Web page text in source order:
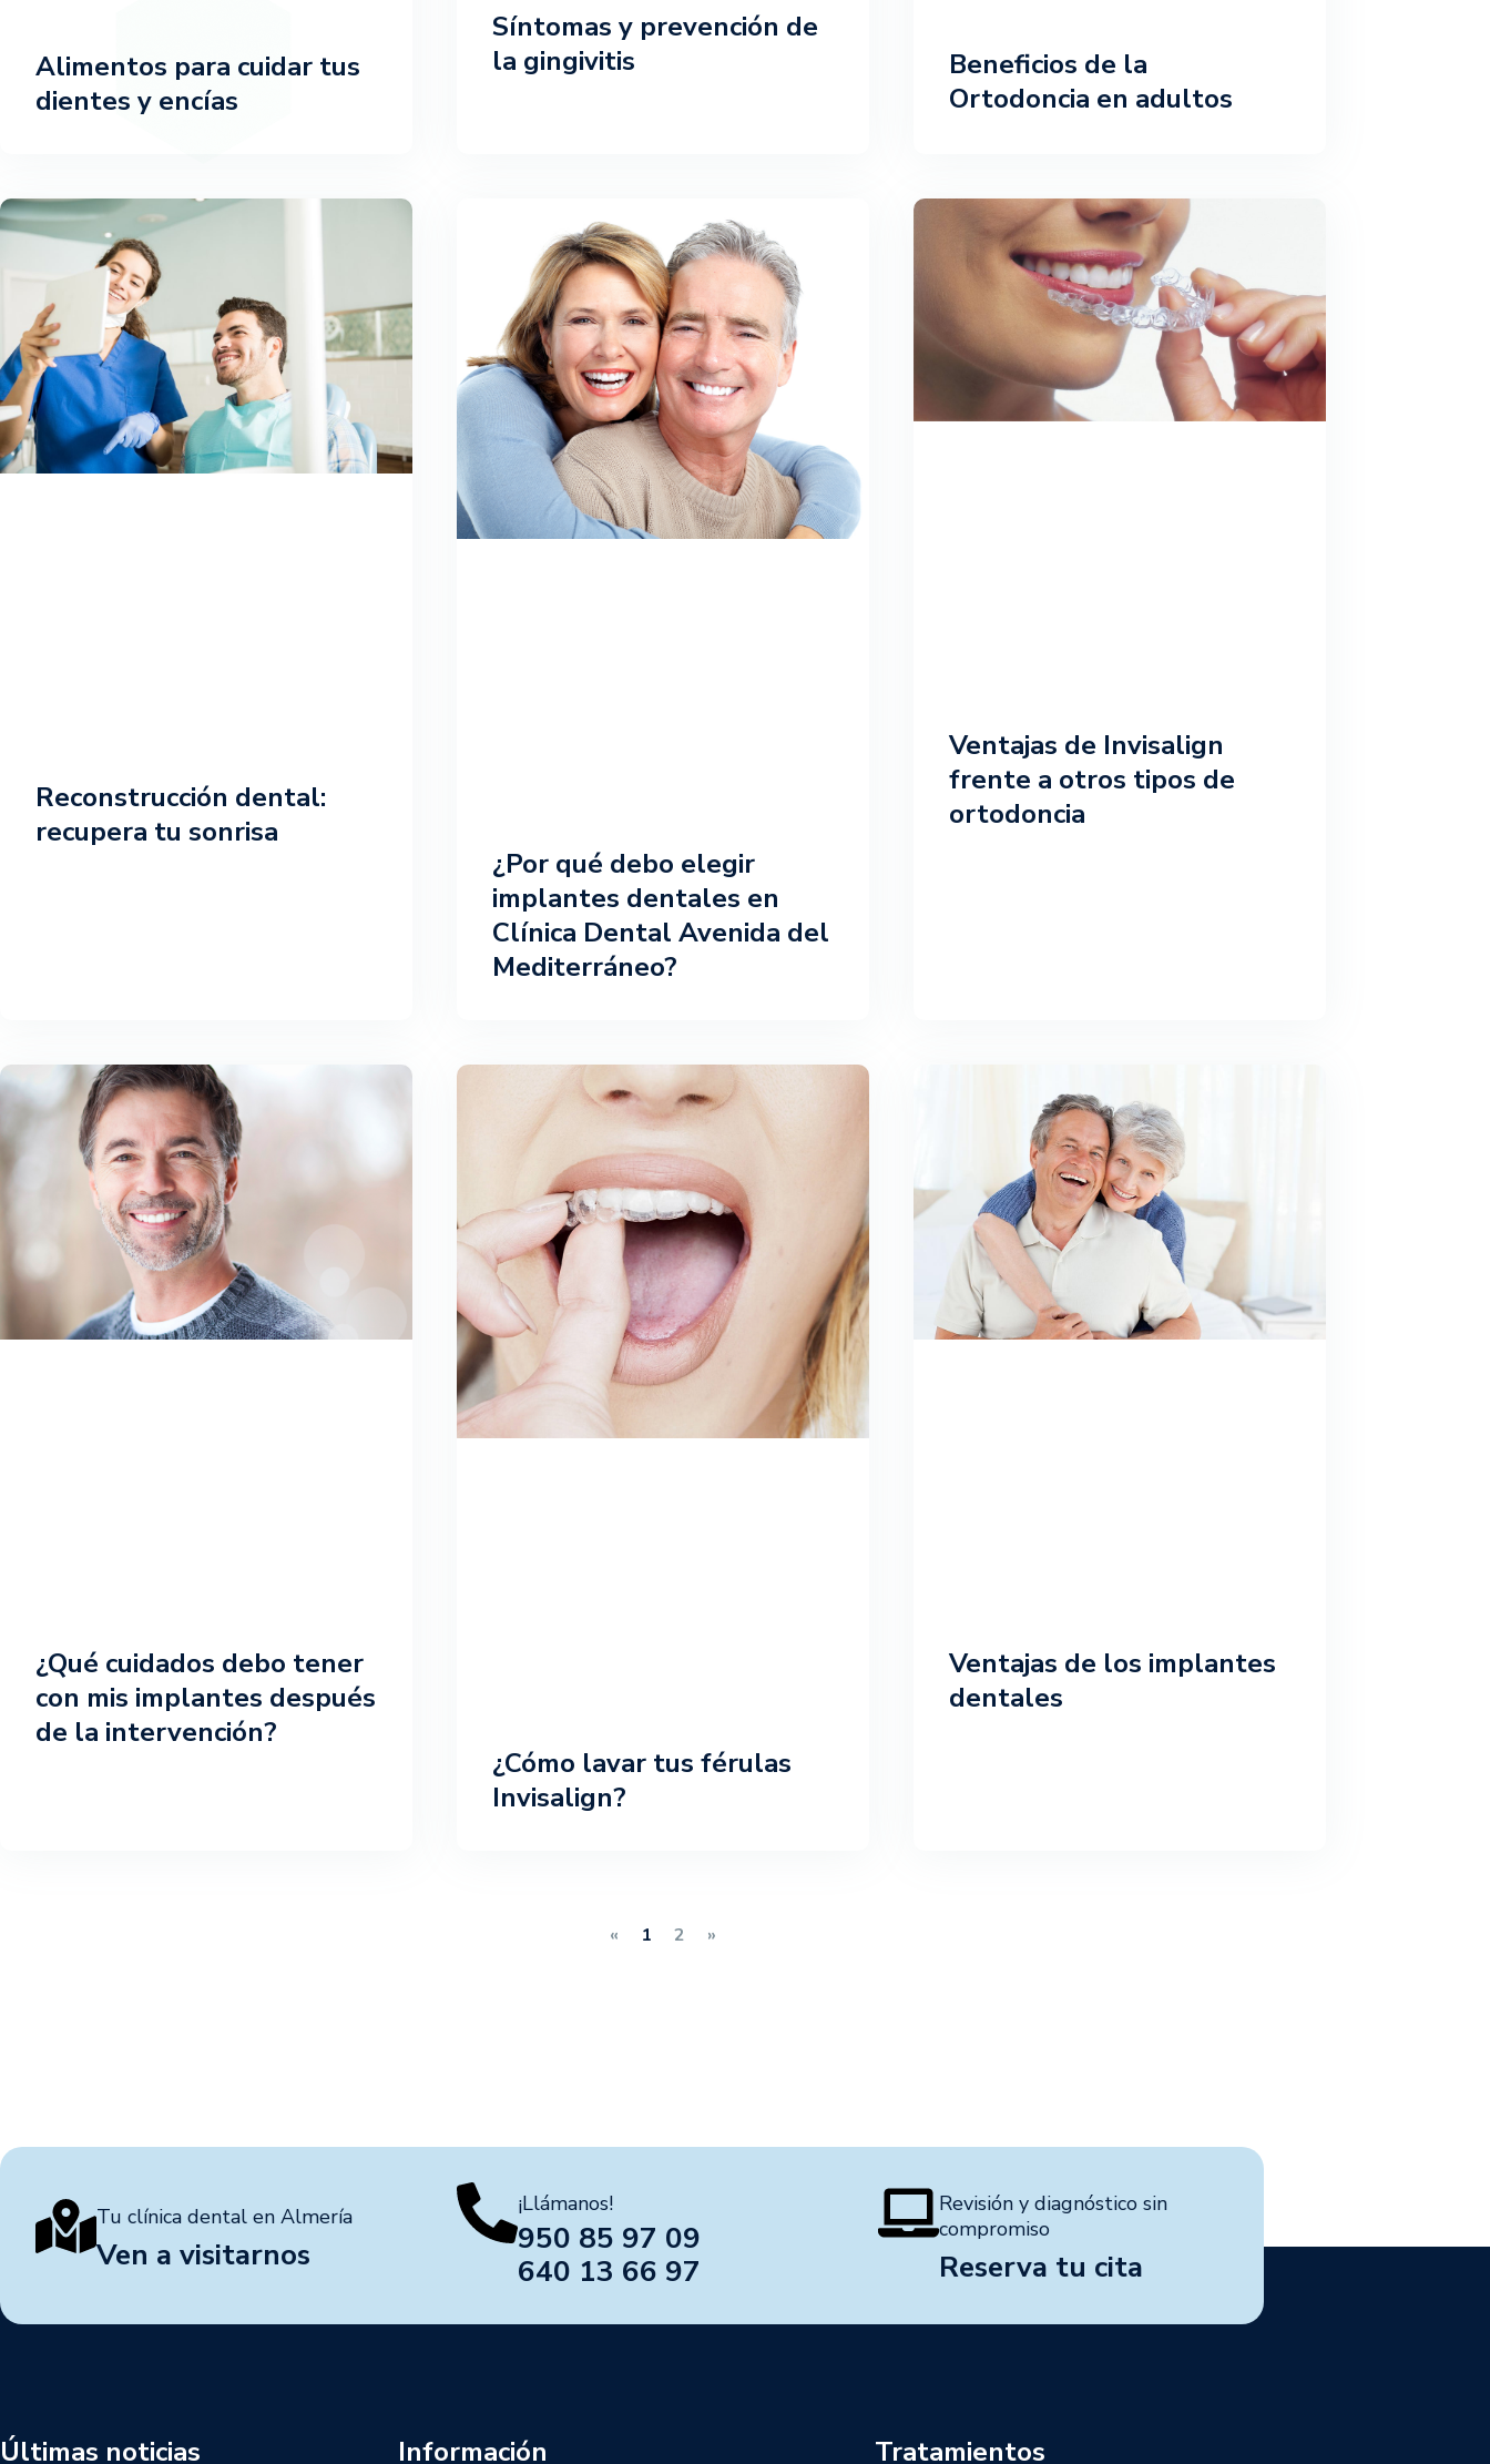
Alimentos para cuidar tus
dientes y encías
Síntomas y prevención de
la gingivitis
Beneficios de la
Ortodoncia en adultos
Reconstrucción dental:
recupera tu sonrisa
¿Por qué debo elegir
implantes dentales en
Clínica Dental Avenida del
Mediterráneo?
Ventajas de Invisalign
frente a otros tipos de
ortodoncia
¿Qué cuidados debo tener
con mis implantes después
de la intervención?
¿Cómo lavar tus férulas
Invisalign?
Ventajas de los implantes
dentales
« 1 2 »
Tu clínica dental en Almería
Ven a visitarnos
¡Llámanos!
950 85 97 09
640 13 66 97
Revisión y diagnóstico sin
compromiso
Reserva tu cita
Últimas noticias Información Tratamientos